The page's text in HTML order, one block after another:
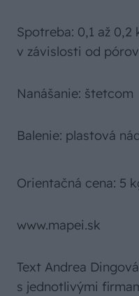
Spotreba: 0,1 až 0,2
v závislosti od
Nanášanie: štetcom
Balenie: plastová
Orientačná cena: 5
www.mapei.sk
Text Andrea
s jednotlivými